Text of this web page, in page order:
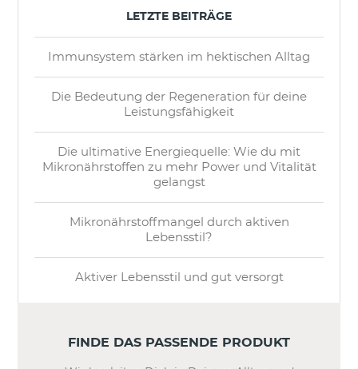
LETZTE BEITRÄGE
Immunsystem stärken im hektischen Alltag
Die Bedeutung der Regeneration für deine
Leistungsfähigkeit
Die ultimative Energiequelle: Wie du mit
Mikronährstoffen zu mehr Power und Vitalität
gelangst
Mikronährstoffmangel durch aktiven
Lebensstil?
Aktiver Lebensstil und gut versorgt
FINDE DAS PASSENDE PRODUKT